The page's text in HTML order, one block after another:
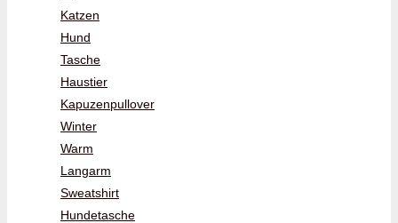
Katzen
Hund
Tasche
Haustier
Kapuzenpullover
Winter
Warm
Langarm
Sweatshirt
Hundetasche